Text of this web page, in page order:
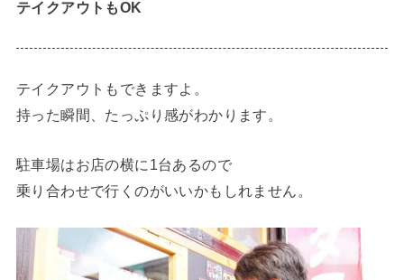
テイクアウトもOK
テイクアウトもできますよ。
持った瞬間、たっぷり感がわかります。
駐車場はお店の横に1台あるので
乗り合わせで行くのがいいかもしれません。